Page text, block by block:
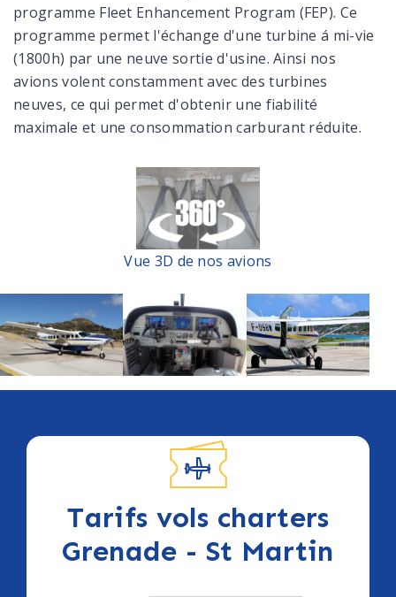
programme Fleet Enhancement Program (FEP). Ce
programme permet l'échange d'une turbine á mi-vie
(1800h) par une neuve sortie d'usine. Ainsi nos
avions volent constamment avec des turbines
neuves, ce qui permet d'obtenir une fiabilité
maximale et une consommation carburant réduite.
Vue 3D de nos avions
Tarifs vols charters
Grenade - St Martin